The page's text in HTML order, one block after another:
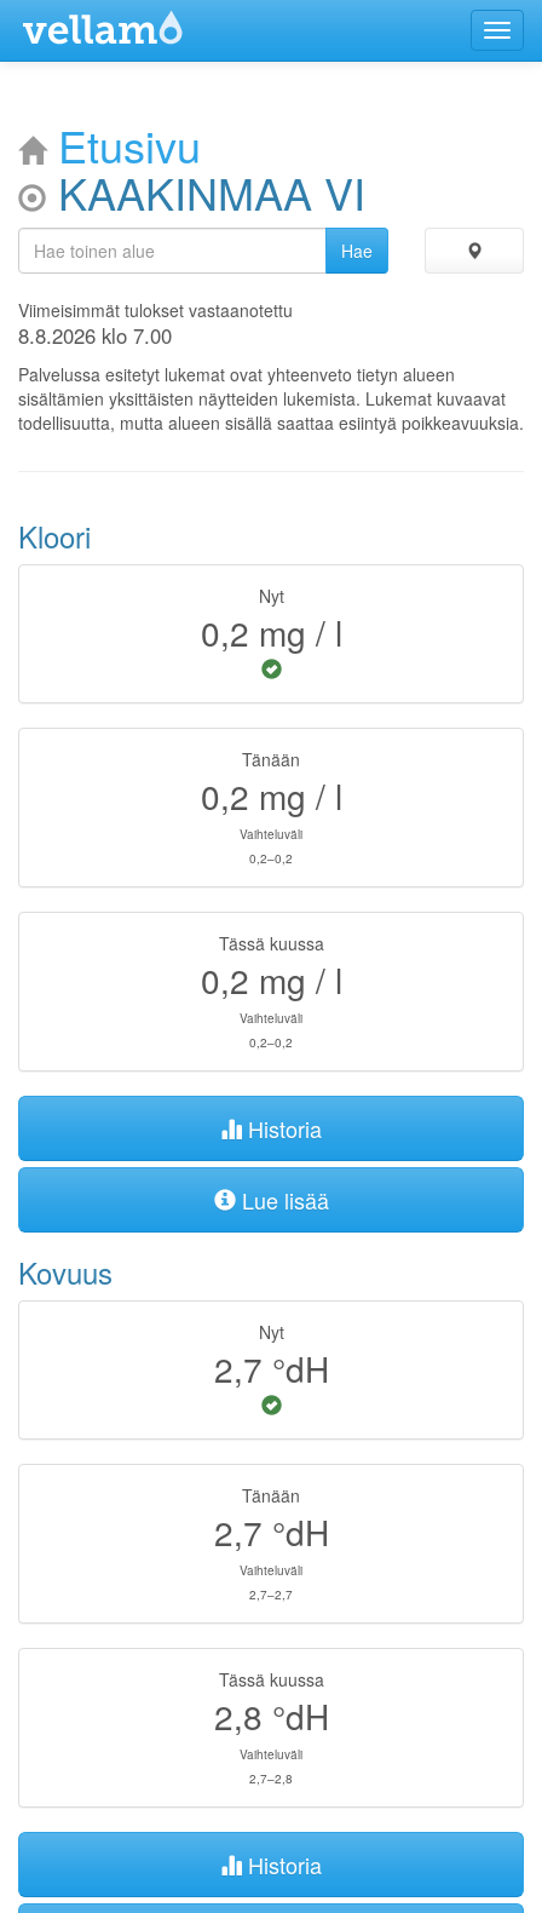
Menu
Etusivu
KAAKINMAA VI
Viimeisimmät tulokset vastaanotettu
8.8.2026 klo 7.00
Palvelussa esitetyt lukemat ovat yhteenveto tietyn alueen
sisältämien yksittäisten näytteiden lukemista. Lukemat kuvaavat
todellisuutta, mutta alueen sisällä saattaa esiintyä poikkeavuuksia.
Kloori
Nyt
0,2 mg / l
Tänään
0,2 mg / l
Vaihteluväli
0,2–0,2
Tässä kuussa
0,2 mg / l
Vaihteluväli
0,2–0,2
Historia
Lue lisää
Kovuus
Nyt
2,7 °dH
Tänään
2,7 °dH
Vaihteluväli
2,7–2,7
Tässä kuussa
2,8 °dH
Vaihteluväli
2,7–2,8
Historia